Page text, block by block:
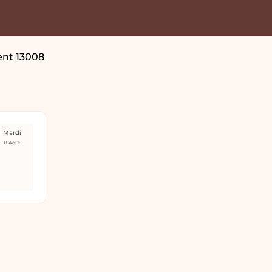
13008
Mardi
11 Août